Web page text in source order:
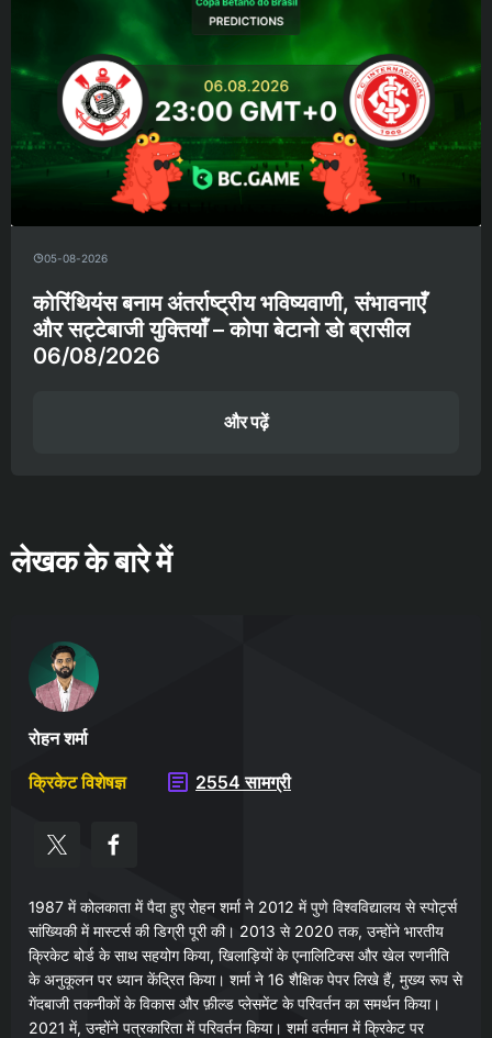
05-08-2026
कोरिंथियंस बनाम अंतर्राष्ट्रीय भविष्यवाणी, संभावनाएँ
और सट्टेबाजी युक्तियाँ – कोपा बेटानो डो ब्रासील
06/08/2026
और पढ़ें
लेखक के बारे में
रोहन शर्मा
क्रिकेट विशेषज्ञ
2554 सामग्री
1987 में कोलकाता में पैदा हुए रोहन शर्मा ने 2012 में पुणे विश्वविद्यालय से स्पोर्ट्स
सांख्यिकी में मास्टर्स की डिग्री पूरी की। 2013 से 2020 तक, उन्होंने भारतीय
क्रिकेट बोर्ड के साथ सहयोग किया, खिलाड़ियों के एनालिटिक्स और खेल रणनीति
के अनुकूलन पर ध्यान केंद्रित किया। शर्मा ने 16 शैक्षिक पेपर लिखे हैं, मुख्य रूप से
गेंदबाजी तकनीकों के विकास और फ़ील्ड प्लेसमेंट के परिवर्तन का समर्थन किया।
2021 में, उन्होंने पत्रकारिता में परिवर्तन किया। शर्मा वर्तमान में क्रिकेट पर